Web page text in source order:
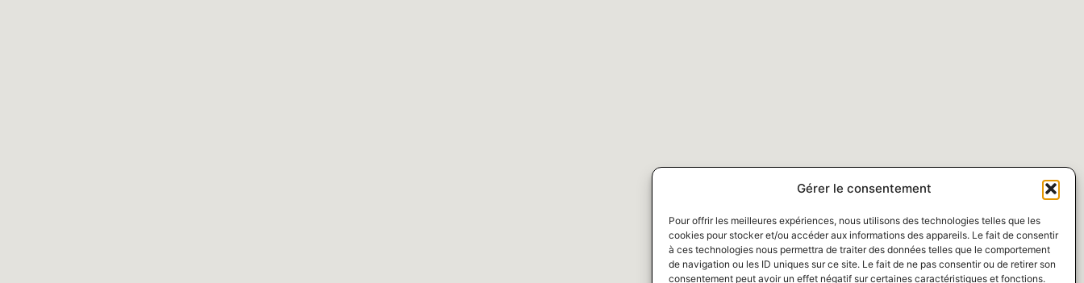
Gérer le consentement
Pour offrir les meilleures expériences, nous utilisons des technologies telles que les
cookies pour stocker et/ou accéder aux informations des appareils. Le fait de consentir
à ces technologies nous permettra de traiter des données telles que le comportement
de navigation ou les ID uniques sur ce site. Le fait de ne pas consentir ou de retirer son
consentement peut avoir un effet négatif sur certaines caractéristiques et fonctions.